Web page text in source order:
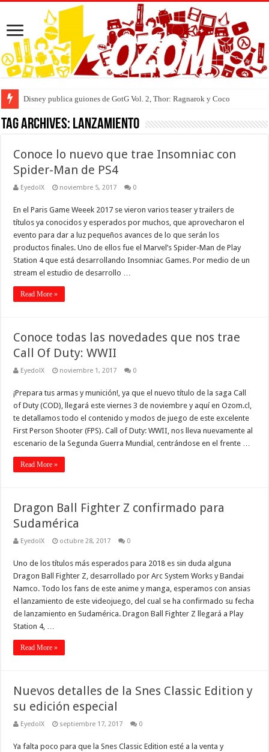
Disney publica guiones de GotG Vol. 2, Thor: Ragnarok y Coco
Tag Archives: lanzamiento
Conoce lo nuevo que trae Insomniac con
Spider-Man de PS4
EyedolX noviembre 5, 2017 0
En el Paris Game Weeek 2017 se vieron varios teaser y trailers de
títulos ya conocidos y esperados por muchos, que aprovecharon el
evento para dar a luz pequeños avances de lo que serán los
productos finales. Uno de ellos fue el Marvel’s Spider-Man de Play
Station 4 que está desarrollando Insomniac Games. Por medio de un
stream el estudio de desarrollo …
Read More »
Conoce todas las novedades que nos trae
Call Of Duty: WWII
EyedolX noviembre 1, 2017 0
¡Prepara tus armas y munición!, ya que el nuevo título de la saga Call
of Duty (COD), llegará este viernes 3 de noviembre y aquí en Ozom.cl,
te detallamos todo el contenido y modos de juego de este excelente
First Person Shooter (FPS). Call of Duty: WWII, nos lleva nuevamente al
escenario de la Segunda Guerra Mundial, centrándose en el frente …
Read More »
Dragon Ball Fighter Z confirmado para
Sudamérica
EyedolX octubre 28, 2017 0
Uno de los títulos más esperados para 2018 es sin duda alguna
Dragon Ball Fighter Z, desarrollado por Arc System Works y Bandai
Namco. Todo los fans de este anime y manga, esperamos con ansias
el lanzamiento de este videojuego, del cual se ha confirmado su fecha
de lanzamiento en Sudamérica. Dragon Ball Fighter Z llegará a Play
Station 4, …
Read More »
Nuevos detalles de la Snes Classic Edition y
su edición especial
EyedolX septiembre 17, 2017 0
Ya falta poco para que la Snes Classic Edition esté a la venta y